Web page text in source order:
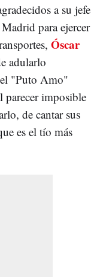
a su jefe
para ejercer
Óscar
adularlo
"Puto Amo"
parecer imposible
de cantar sus
es el tío más